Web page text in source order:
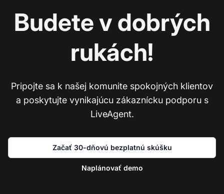
Budete v dobrých
rukách!
Pripojte sa k našej komunite spokojných klientov
a poskytujte vynikajúcu zákaznícku podporu s
LiveAgent.
Začať 30-dňovú bezplatnú skúšku
Naplánovať demo